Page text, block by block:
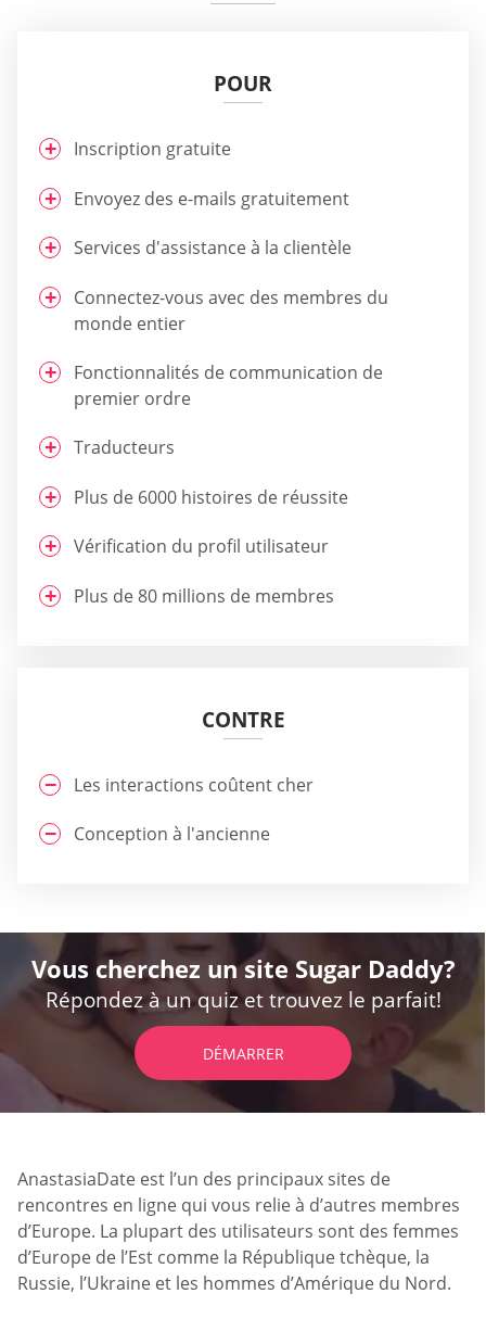
POUR
Inscription gratuite
Envoyez des e-mails gratuitement
Services d'assistance à la clientèle
Connectez-vous avec des membres du
monde entier
Fonctionnalités de communication de
premier ordre
Traducteurs
Plus de 6000 histoires de réussite
Vérification du profil utilisateur
Plus de 80 millions de membres
CONTRE
Les interactions coûtent cher
Conception à l'ancienne
Vous cherchez un site Sugar Daddy?
Répondez à un quiz et trouvez le parfait!
DÉMARRER
AnastasiaDate est l’un des principaux sites de
rencontres en ligne qui vous relie à d’autres membres
d’Europe. La plupart des utilisateurs sont des femmes
d’Europe de l’Est comme la République tchèque, la
Russie, l’Ukraine et les hommes d’Amérique du Nord.